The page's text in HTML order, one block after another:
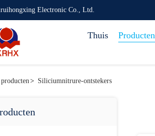
Electronic Co., Ltd.
Thuis Producten
producten> Siliciumnitrure-ontstekers